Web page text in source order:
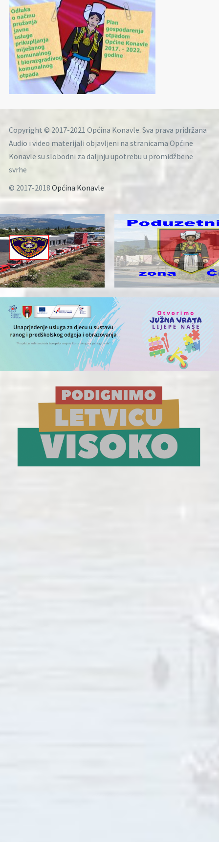
Copyright © 2017-2021 Općina Konavle. Sva prava pridržana
Audio i video materijali objavljeni na stranicama Općine
Konavle su slobodni za daljnju upotrebu u promidžbene
svrhe
© 2017-2018 Općina Konavle